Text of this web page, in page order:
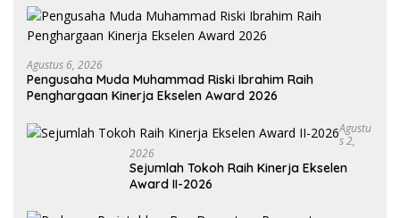
Agustus 6, 2026
Pengusaha Muda Muhammad Riski Ibrahim Raih
Penghargaan Kinerja Ekselen Award 2026
Agustu
S 2,
2026
Sejumlah Tokoh Raih Kinerja Ekselen
Award II-2026